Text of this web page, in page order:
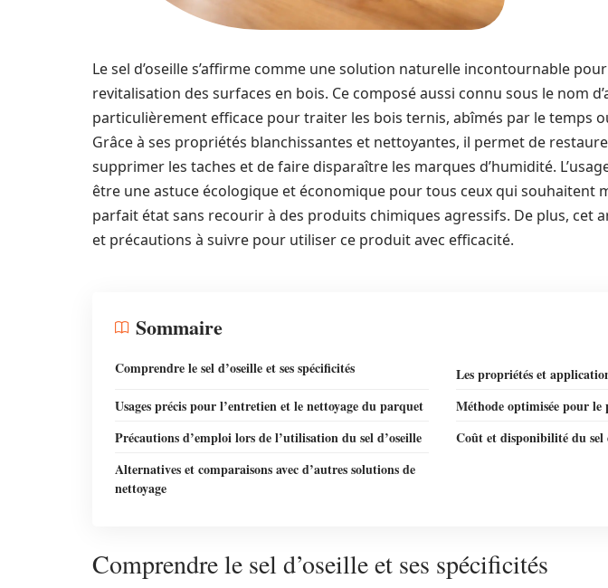
Le sel d’oseille s’affirme comme une solution naturelle incontournable
revitalisation des surfaces en bois. Ce composé aussi connu sous le nom
particulièrement efficace pour traiter les bois ternis, abîmés par le temps
Grâce à ses propriétés blanchissantes et nettoyantes, il permet de
supprimer les taches et de faire disparaître les marques d’humidité.
être une astuce écologique et économique pour tous ceux qui souhaitent
parfait état sans recourir à des produits chimiques agressifs. De plus, cet
et précautions à suivre pour utiliser ce produit avec efficacité.
Sommaire
Comprendre le sel d’oseille et ses spécificités
Les propriétés et
Usages précis pour l’entretien et le nettoyage du parquet
Méthode optimisée pour le
Précautions d’emploi lors de l’utilisation du sel d’oseille
Coût et disponibilité du sel
Alternatives et comparaisons avec d’autres solutions de
nettoyage
Comprendre le sel d’oseille et ses spécificités